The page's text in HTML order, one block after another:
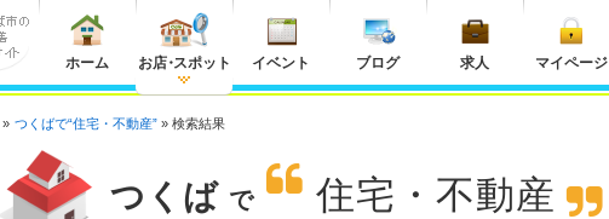
ホーム お店・スポット イベント ブログ 求人 マイページ
つくばで“住宅・不動産” 検索結果
つくば で 住宅・不動産